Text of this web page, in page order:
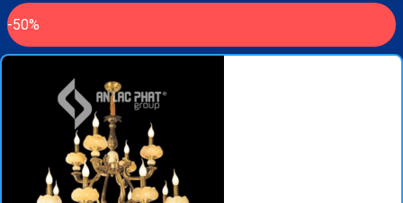
-50%